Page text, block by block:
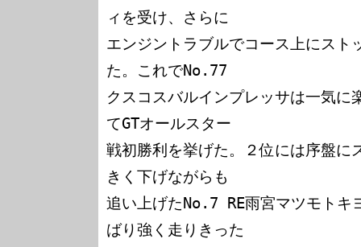
ィを受け、さらに
エンジントラブルでコース上にスト
た。これでNo.77
クスコスバルインプレッサは一気に
てGTオールスター
戦初勝利を挙げた。２位には序盤に
きく下げながらも
追い上げたNo.7 RE雨宮マツモトキ
ばり強く走りきった